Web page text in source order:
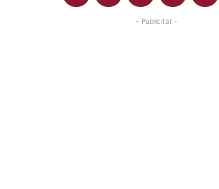
- Publicitat -